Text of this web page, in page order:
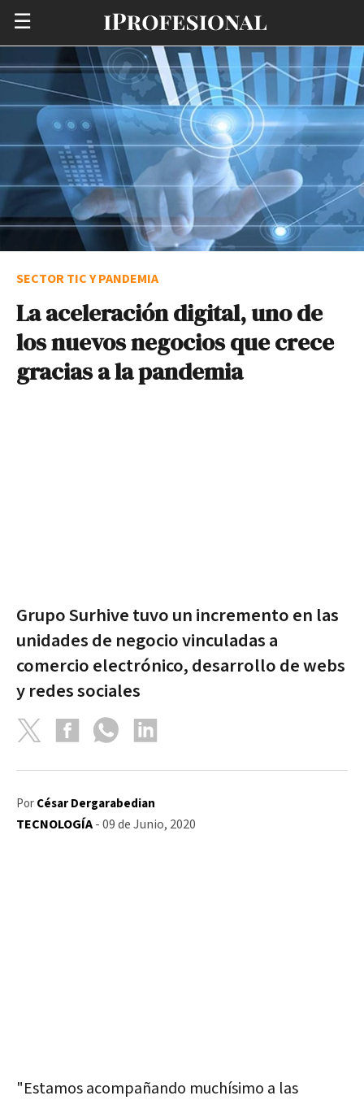
☰
SECTOR TIC Y PANDEMIA
La aceleración digital, uno de
los nuevos negocios que crece
gracias a la pandemia
Grupo Surhive tuvo un incremento en las
unidades de negocio vinculadas a
comercio electrónico, desarrollo de webs
y redes sociales
Por César Dergarabedian
TECNOLOGÍA- 09 de Junio, 2020
"Estamos acompañando muchísimo a las